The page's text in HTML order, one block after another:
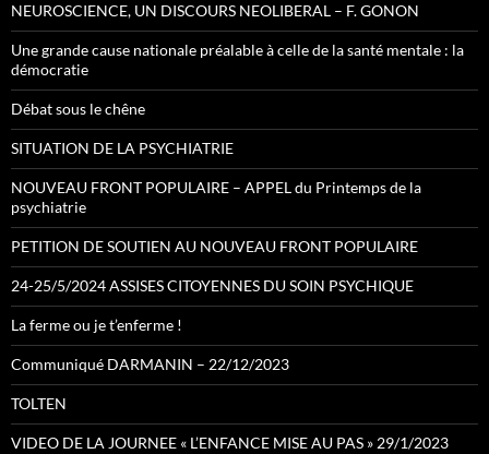
NEUROSCIENCE, UN DISCOURS NEOLIBERAL – F. GONON
Une grande cause nationale préalable à celle de la santé mentale : la
démocratie
Débat sous le chêne
SITUATION DE LA PSYCHIATRIE
NOUVEAU FRONT POPULAIRE – APPEL du Printemps de la
psychiatrie
PETITION DE SOUTIEN AU NOUVEAU FRONT POPULAIRE
24-25/5/2024 ASSISES CITOYENNES DU SOIN PSYCHIQUE
La ferme ou je t’enferme !
Communiqué DARMANIN – 22/12/2023
TOLTEN
VIDEO DE LA JOURNEE « L’ENFANCE MISE AU PAS » 29/1/2023